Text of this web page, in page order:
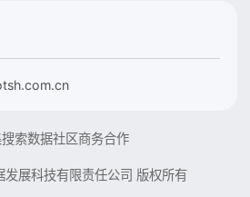
索数据社区商务合作
展科技有限责任公司 版权所有